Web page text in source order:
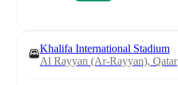
Khalifa International Stadium
Al Rayyan (Ar-Rayyan), Qatar